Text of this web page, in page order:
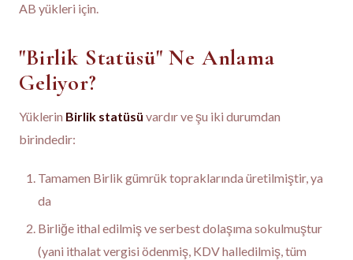
AB yükleri için.
"Birlik Statüsü" Ne Anlama
Geliyor?
Yüklerin Birlik statüsü vardır ve şu iki durumdan
birindedir:
Tamamen Birlik gümrük topraklarında üretilmiştir, ya
da
Birliğe ithal edilmiş ve serbest dolaşıma sokulmuştur
(yani ithalat vergisi ödenmiş, KDV halledilmiş, tüm